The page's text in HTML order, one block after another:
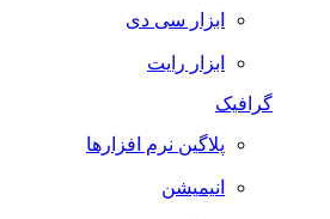
ابزار سی دی
ابزار رایت
گرافیک
پلاگین نرم افزارها
انیمیشن